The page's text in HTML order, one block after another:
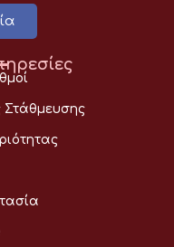
Στάθμευσης